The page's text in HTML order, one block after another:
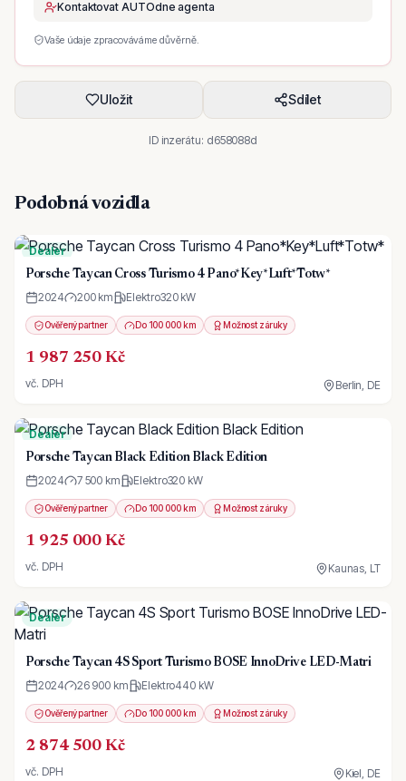
Kontaktovat AUTOdne agenta
Vaše údaje zpracováváme důvěrně.
Uložit Sdílet
ID inzerátu: d658088d
Podobná vozidla
Dealer
Porsche Taycan Cross Turismo 4 Pano*Key*Luft*Totw*
2024 200 km Elektro320 kW
Ověřený partner Do 100 000 km Možnost záruky
1 987 250 Kč
vč. DPH Berlin, DE
Dealer
Porsche Taycan Black Edition Black Edition
2024 7 500 km Elektro320 kW
Ověřený partner Do 100 000 km Možnost záruky
1 925 000 Kč
vč. DPH Kaunas, LT
Dealer
Porsche Taycan 4S Sport Turismo BOSE InnoDrive LED-Matri
2024 26 900 km Elektro440 kW
Ověřený partner Do 100 000 km Možnost záruky
2 874 500 Kč
vč. DPH Kiel, DE